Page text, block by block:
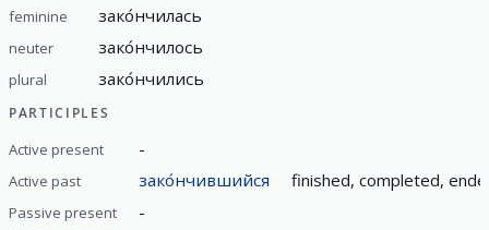
feminine зако́нчилась
neuter зако́нчилось
plural зако́нчились
PARTICIPLES
Active present -
Active past зако́нчившийся finished, completed,
Passive present -